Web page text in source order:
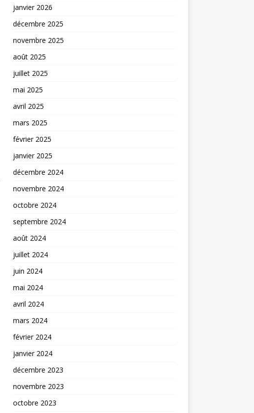
janvier 2026
décembre 2025
novembre 2025
août 2025
juillet 2025
mai 2025
avril 2025
mars 2025
février 2025
janvier 2025
décembre 2024
novembre 2024
octobre 2024
septembre 2024
août 2024
juillet 2024
juin 2024
mai 2024
avril 2024
mars 2024
février 2024
janvier 2024
décembre 2023
novembre 2023
octobre 2023